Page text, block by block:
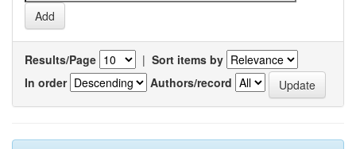
Results/Page | Sort items by
In order
Authors/record